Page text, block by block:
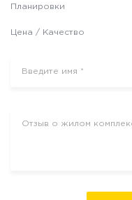
Планировки
Цена / Качество